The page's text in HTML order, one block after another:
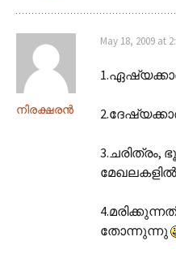
നിരക്ഷരന്‍
May 18, 2009 at
3.ചരിത്രം,
തോന്നുന്നു